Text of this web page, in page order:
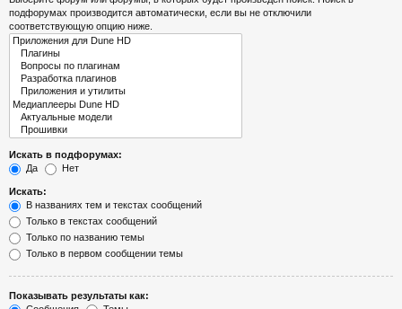
подфорумах производится автоматически, если вы не отключили
соответствующую опцию ниже.
Искать в подфорумах:
Да
Нет
Искать:
В названиях тем и текстах сообщений
Только в текстах сообщений
Только по названию темы
Только в первом сообщении темы
Показывать результаты как: